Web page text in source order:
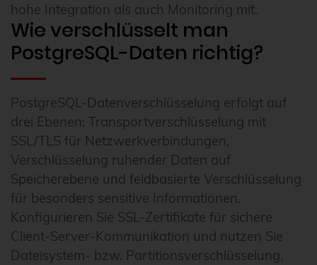
hohe Integration als auch Monitoring mit.
Wie verschlüsselt man
PostgreSQL-Daten richtig?
PostgreSQL-Datenverschlüsselung erfolgt auf
drei Ebenen: Transportverschlüsselung mit
SSL/TLS für Netzwerkverbindungen,
Verschlüsselung ruhender Daten auf
Speicherebene und feldbasierte Verschlüsselung
für besonders sensitive Informationen.
Konfigurieren Sie SSL-Zertifikate für sichere
Client-Server-Kommunikation und nutzen Sie
Dateisystem- bzw. Partitionsverschlüsselung,